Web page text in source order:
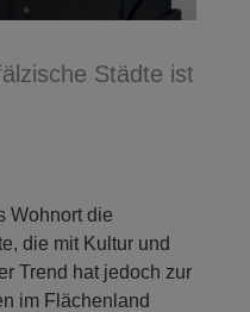
Städte ist
Wohnort die
die mit Kultur und
Trend hat jedoch zur
im Flächenland